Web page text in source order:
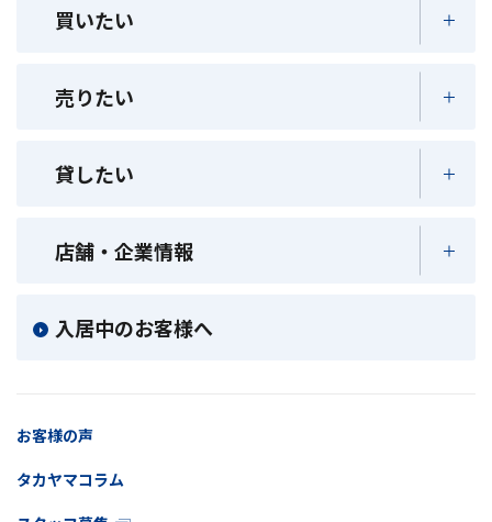
買いたい
売りたい
貸したい
店舗・企業情報
入居中のお客様へ
お客様の声
タカヤマコラム